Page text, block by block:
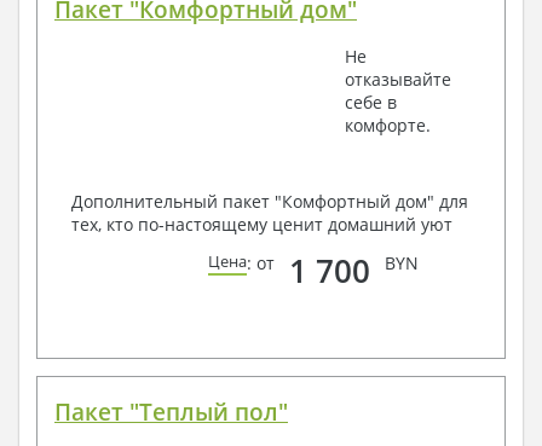
Пакет "Комфортный дом"
Не
отказывайте
себе в
комфорте.
Дополнительный пакет "Комфортный дом" для
тех, кто по-настоящему ценит домашний уют
Цена: от 1 700 BYN
Пакет "Теплый пол"